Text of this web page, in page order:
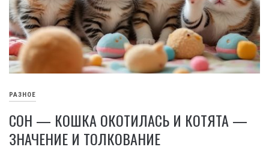
РАЗНОЕ
СОН — КОШКА ОКОТИЛАСЬ И КОТЯТА —
ЗНАЧЕНИЕ И ТОЛКОВАНИЕ